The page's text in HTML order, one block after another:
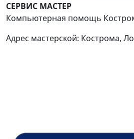
СЕРВИС МАСТЕР
Компьютерная помощь
Адрес мастерской: Кострома,